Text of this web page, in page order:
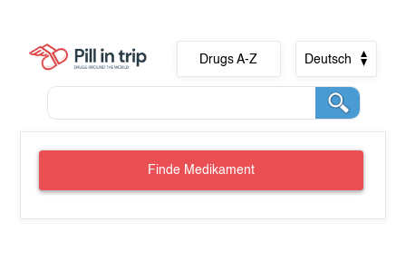
Drugs A-Z Deutsch
Finde Medikament